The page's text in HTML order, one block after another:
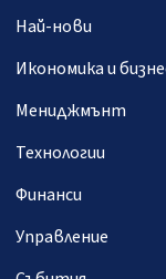
Най-нови
Икономика и
Мениджмънт
Технологии
Финанси
Управление